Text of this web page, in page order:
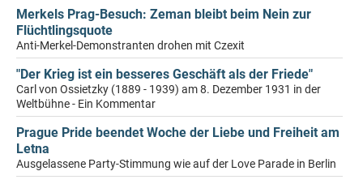
Merkels Prag-Besuch: Zeman bleibt beim Nein zur
Flüchtlingsquote
Anti-Merkel-Demonstranten drohen mit Czexit
"Der Krieg ist ein besseres Geschäft als der Friede"
Carl von Ossietzky (1889 - 1939) am 8. Dezember 1931 in der
Weltbühne - Ein Kommentar
Prague Pride beendet Woche der Liebe und Freiheit am
Letna
Ausgelassene Party-Stimmung wie auf der Love Parade in Berlin